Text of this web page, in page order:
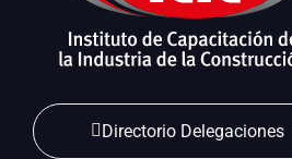
Directorio Delegaciones